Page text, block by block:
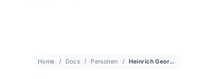
Home Docs Personen Heinrich Georg Bronn